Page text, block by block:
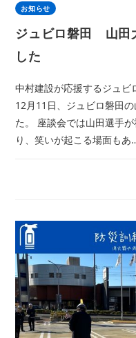
お知らせ
ジュビロ磐田 山田
した
中村建設が応援するジュ
12月11日、ジュビロ磐田
た。 座談会では山田選手
り、笑いが起こる場面もあ